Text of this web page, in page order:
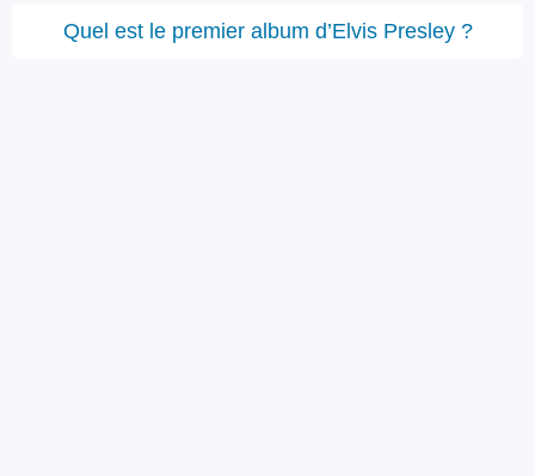
Quel est le premier album d’Elvis Presley ?